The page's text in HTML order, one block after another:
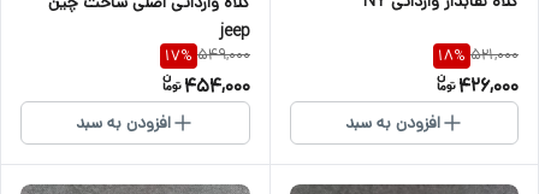
521,000
18%
426,000
افزودن به سبد
jeep
549,000
17%
454,000
افزودن به سبد